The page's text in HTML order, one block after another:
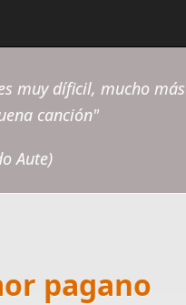
muy díficil, mucho más
canción"
Aute)
pagano